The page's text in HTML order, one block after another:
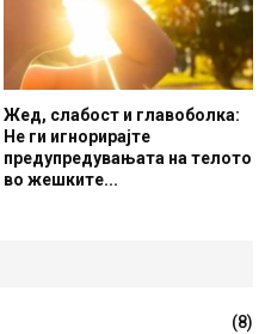
Жед, слабост и главоболка:
Не ги игнорирајте
предупредувањата на телото
во жешките...
(8)